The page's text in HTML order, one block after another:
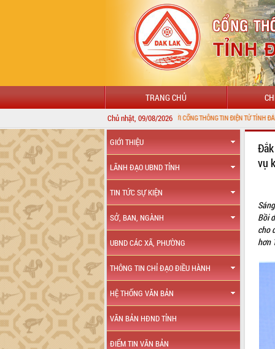
TRANG CHỦ
Chủ nhật, 09/08/2026
CHÀO MỪNG ĐẾN VỚI CỔNG THÔNG TIN ĐIỆN TỬ TỈNH ĐẮK LẮK
GIỚI THIỆU
LÃNH ĐẠO UBND TỈNH
TIN TỨC SỰ KIỆN
SỞ, BAN, NGÀNH
UBND CÁC XÃ, PHƯỜNG
THÔNG TIN CHỈ ĐẠO ĐIỀU HÀNH
HỆ THỐNG VĂN BẢN
VĂN BẢN HĐND TỈNH
ĐIỂM TIN VĂN BẢN
vụ
Bồi
cho
hơn